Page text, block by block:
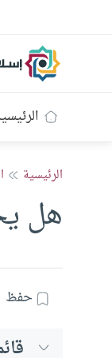
الرئيسية
هل
حفظ